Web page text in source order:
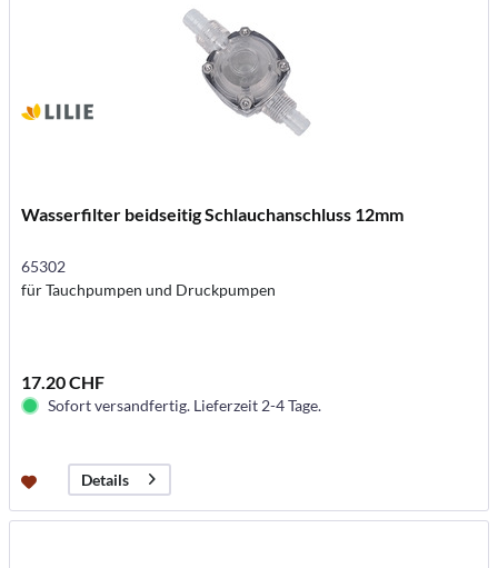
Wasserfilter beidseitig Schlauchanschluss 12mm
65302
für Tauchpumpen und Druckpumpen
17.20 CHF
Sofort versandfertig. Lieferzeit 2-4 Tage.
Details